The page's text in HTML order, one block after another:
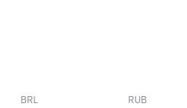
BRL RUB